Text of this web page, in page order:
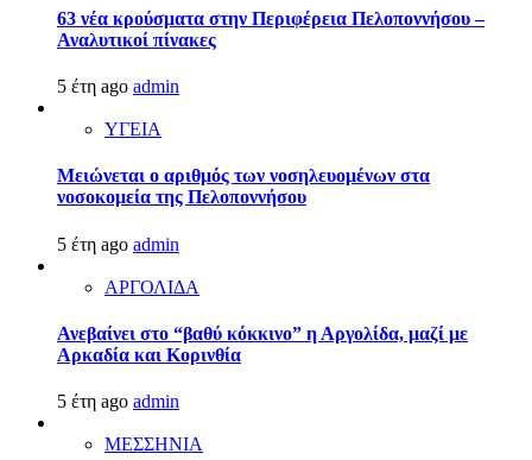
63 νέα κρούσματα στην Περιφέρεια Πελοποννήσου –
Αναλυτικοί πίνακες
5 έτη ago admin
ΥΓΕΙΑ
Μειώνεται ο αριθμός των νοσηλευομένων στα
νοσοκομεία της Πελοποννήσου
5 έτη ago admin
ΑΡΓΟΛΙΔΑ
Ανεβαίνει στο “βαθύ κόκκινο” η Αργολίδα, μαζί με
Αρκαδία και Κορινθία
5 έτη ago admin
ΜΕΣΣΗΝΙΑ